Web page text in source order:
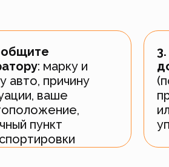
: марку и
авто, причину
ваше
пункт